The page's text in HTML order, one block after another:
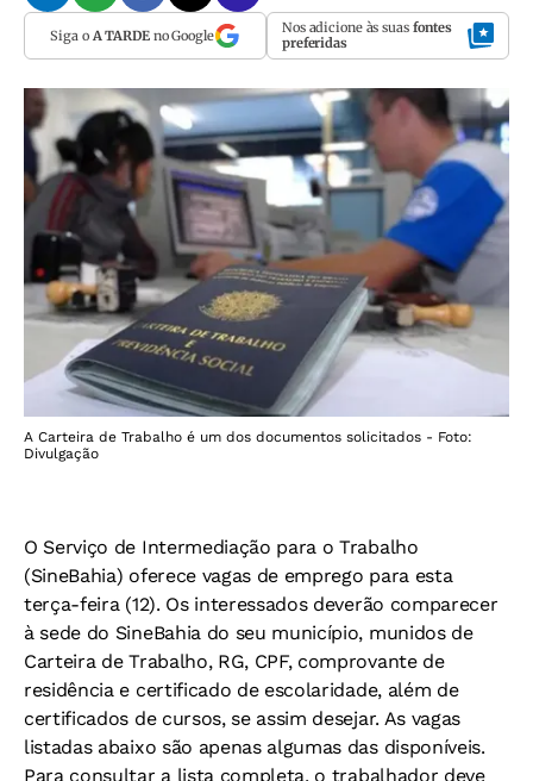
Siga o A TARDEno Google Nos adicione às suas fontes
preferidas
A Carteira de Trabalho é um dos documentos solicitados - Foto:
Divulgação
O Serviço de Intermediação para o Trabalho
(SineBahia) oferece vagas de emprego para esta
terça-feira (12). Os interessados deverão comparecer
à sede do SineBahia do seu município, munidos de
Carteira de Trabalho, RG, CPF, comprovante de
residência e certificado de escolaridade, além de
certificados de cursos, se assim desejar. As vagas
listadas abaixo são apenas algumas das disponíveis.
Para consultar a lista completa, o trabalhador deve